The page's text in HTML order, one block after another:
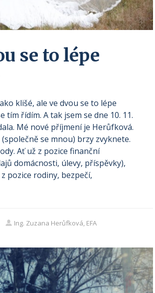
se to lépe
klišé, ale ve dvou se to lépe
tím řídím. A tak jsem se dne 10. 11.
Mé nové příjmení je Herůfková.
(společně se mnou) brzy zvyknete.
Ať už z pozice finanční
domácnosti, úlevy, příspěvky),
pozice rodiny, bezpečí,
Ing. Zuzana Herůfková, EFA